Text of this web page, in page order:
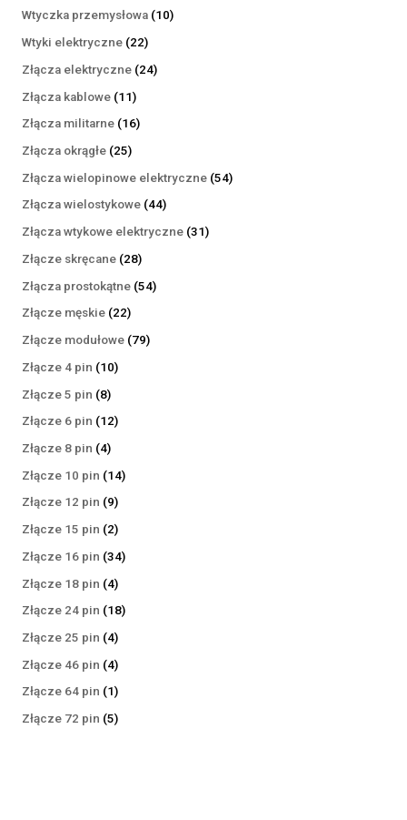
produktów
Wtyczka przemysłowa 1010
Wtyki elektryczne 2222
produkty
Złącza elektryczne 2424
Złącza kablowe 1111
produktów
Złącza militarne 1616
Złącza okrągłe 2525
produktów
Złącza wielopinowe elektryczne 5454
Złącza wielostykowe 4444
produkty
Złącza wtykowe elektryczne 3131
Złącze skręcane 2828
produktów
Złącza prostokątne 5454
Złącze męskie 2222
produkty
Złącze modułowe 7979
Złącze 4 pin 1010
Złącze 5 pin 88
produktów
Złącze 6 pin 1212
Złącze 8 pin 44
produkty
Złącze 10 pin 1414
Złącze 12 pin 99
produktów
Złącze 15 pin 22
produkty
Złącze 16 pin 3434
Złącze 18 pin 44
produkty
Złącze 24 pin 1818
Złącze 25 pin 44
produkty
Złącze 46 pin 44
produkty
Złącze 64 pin 11
produkt
Złącze 72 pin 55